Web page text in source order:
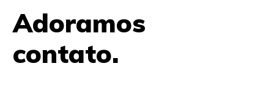
Adoramos
contato.